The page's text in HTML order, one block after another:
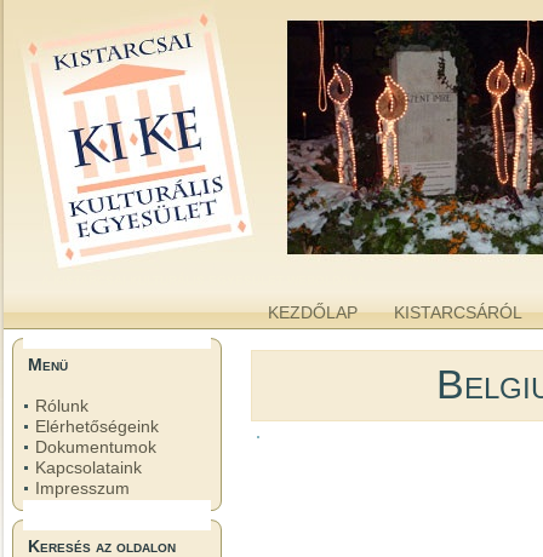
KEZDŐLAP KISTARCSÁRÓL
Menü
Rólunk
Elérhetőségeink
Dokumentumok
Kapcsolataink
Impresszum
Keresés az oldalon